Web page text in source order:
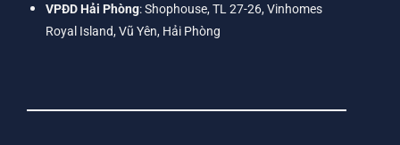
VPĐD Hải Phòng: Shophouse, TL 27-26, Vinhomes
Royal Island, Vũ Yên, Hải Phòng